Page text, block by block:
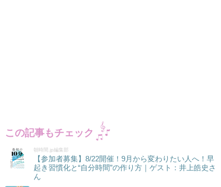
この記事もチェック
朝時間.jp編集部
【参加者募集】8/22開催！9月から変わりたい人へ！早
起き習慣化と“自分時間”の作り方｜ゲスト：井上皓史さ
ん